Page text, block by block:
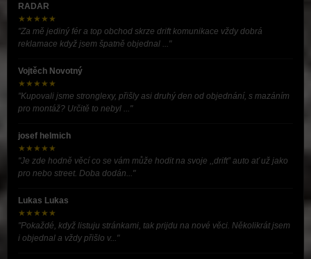
RADAR
★★★★★
"Za mě jediný fér a top obchod skrze drift komunikace vždy dobrá
reklamace když jsem špatně objednal ..."
Vojtěch Novotný
★★★★★
"Kupovali jsme stronglexy, přišly asi druhý den od objednání, s mazáním
pro montáž? Určitě to nebyl ..."
josef helmich
★★★★★
"Je zde hodně věcí co se vám může hodit na svoje ,,drift” auto ať už jako
pro nebo street. Doba dodán..."
Lukas Lukas
★★★★★
"Pokaždé, když listuju stránkami, tak prijdu na nové věci. Několikrát jsem
i objednal a vždy přišlo v..."